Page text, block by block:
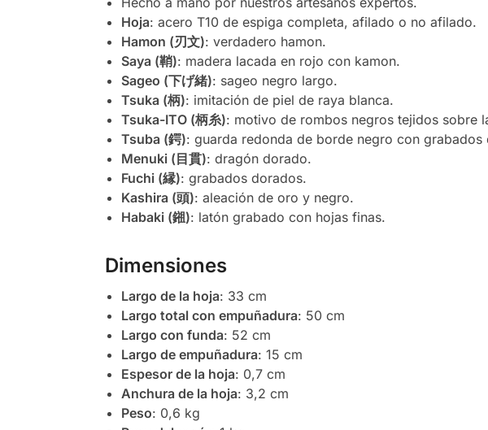
Hoja: acero T10 de espiga completa, afilado o no afilado.
Hamon (刃文): verdadero hamon.
Saya (鞘): madera lacada en rojo con kamon.
Sageo (下げ緒): sageo negro largo.
Tsuka (柄): imitación de piel de raya blanca.
Tsuka-ITO (柄糸): motivo de rombos negros tejidos sobre
Tsuba (鍔): guarda redonda de borde negro con
Menuki (目貫): dragón dorado.
Fuchi (縁): grabados dorados.
Kashira (頭): aleación de oro y negro.
Habaki (鎺): latón grabado con hojas finas.
Dimensiones
Largo de la hoja: 33 cm
Largo total con empuñadura: 50 cm
Largo con funda: 52 cm
Largo de empuñadura: 15 cm
Espesor de la hoja: 0,7 cm
Anchura de la hoja: 3,2 cm
Peso: 0,6 kg